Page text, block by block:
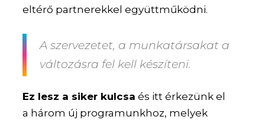
eltérő partnerekkel együttműködni.
A szervezetet, a munkatársakat a
változásra fel kell készíteni.
Ez lesz a siker kulcsa és itt érkezünk el
a három új programunkhoz, melyek